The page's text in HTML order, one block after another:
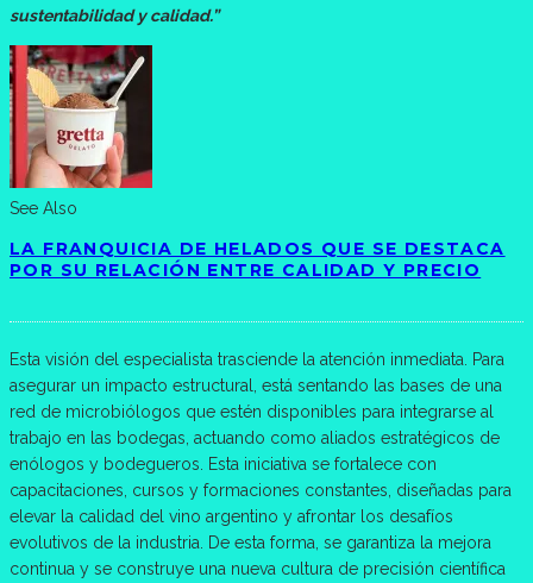
sustentabilidad y calidad.”
See Also
LA FRANQUICIA DE HELADOS QUE SE DESTACA
POR SU RELACIÓN ENTRE CALIDAD Y PRECIO
Esta visión del especialista trasciende la atención inmediata. Para
asegurar un impacto estructural, está sentando las bases de una
red de microbiólogos que estén disponibles para integrarse al
trabajo en las bodegas, actuando como aliados estratégicos de
enólogos y bodegueros. Esta iniciativa se fortalece con
capacitaciones, cursos y formaciones constantes, diseñadas para
elevar la calidad del vino argentino y afrontar los desafíos
evolutivos de la industria. De esta forma, se garantiza la mejora
continua y se construye una nueva cultura de precisión científica